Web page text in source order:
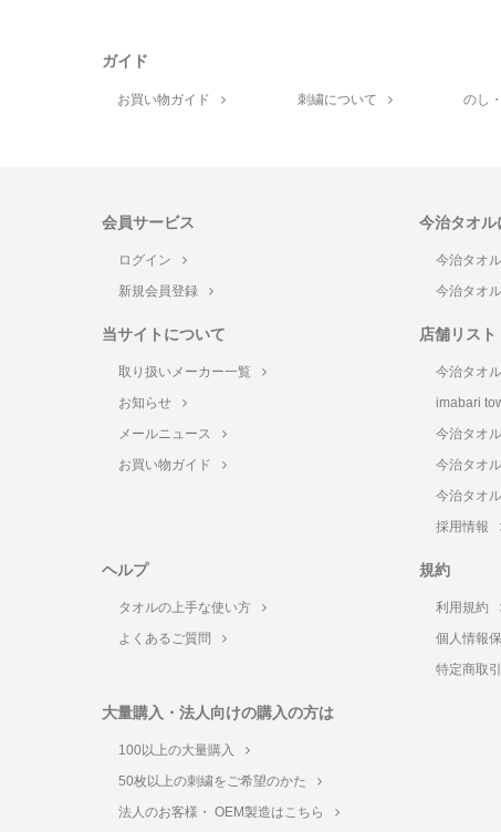
ガイド
お買い物ガイド 刺繍について のし
会員サービス
ログイン
新規会員登録
今治タオル
今治タオ
今治タオ
当サイトについて
取り扱いメーカー一覧
お知らせ
メールニュース
お買い物ガイド
店舗リスト
今治タオ
imabari
今治タオ
今治タオ
今治タオ
採用情報
ヘルプ
タオルの上手な使い方
よくあるご質問
規約
利用規約
個人情報
特定商取
大量購入・法人向けの購入の方は
100以上の大量購入
50枚以上の刺繍をご希望のかた
法人のお客様・ OEM製造はこちら